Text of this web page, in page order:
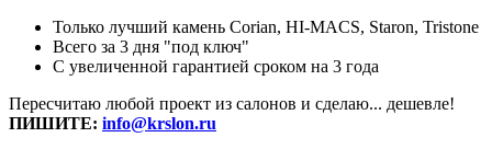
Только лучший камень Corian, HI-MACS, Staron, Tristone
Всего за 3 дня "под ключ"
С увеличенной гарантией сроком на 3 года
Пересчитаю любой проект из салонов и сделаю... дешевле!
ПИШИТЕ: info@krslon.ru